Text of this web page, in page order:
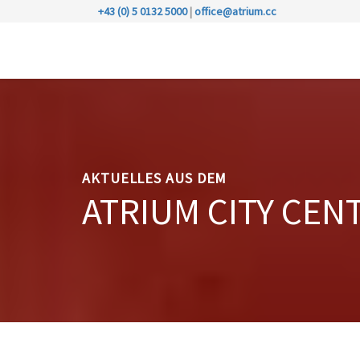
+43 (0) 5 0132 5000|office@atrium.cc
AKTUELLES AUS DEM
ATRIUM CITY